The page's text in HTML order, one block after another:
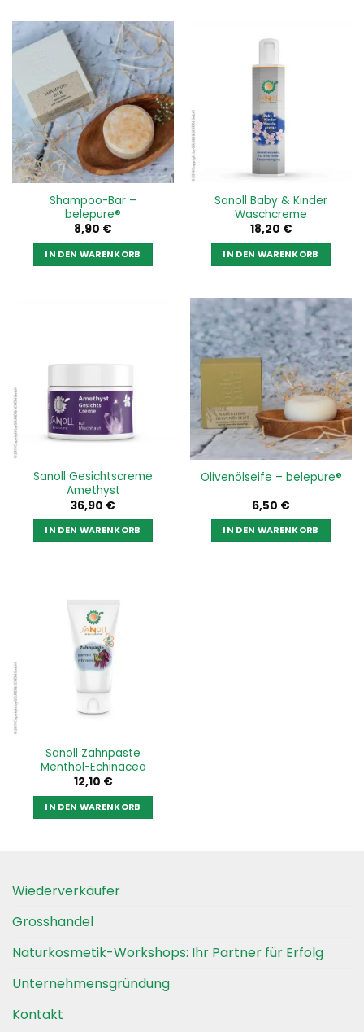
Shampoo-Bar –
belepure®
8,90 €
IN DEN WARENKORB
Sanoll Baby & Kinder
Waschcreme
18,20 €
IN DEN WARENKORB
Sanoll Gesichtscreme
Amethyst
36,90 €
IN DEN WARENKORB
Olivenölseife – belepure®
6,50 €
IN DEN WARENKORB
Sanoll Zahnpaste
Menthol-Echinacea
12,10 €
IN DEN WARENKORB
Wiederverkäufer
Grosshandel
Naturkosmetik-Workshops: Ihr Partner für Erfolg
Unternehmensgründung
Kontakt